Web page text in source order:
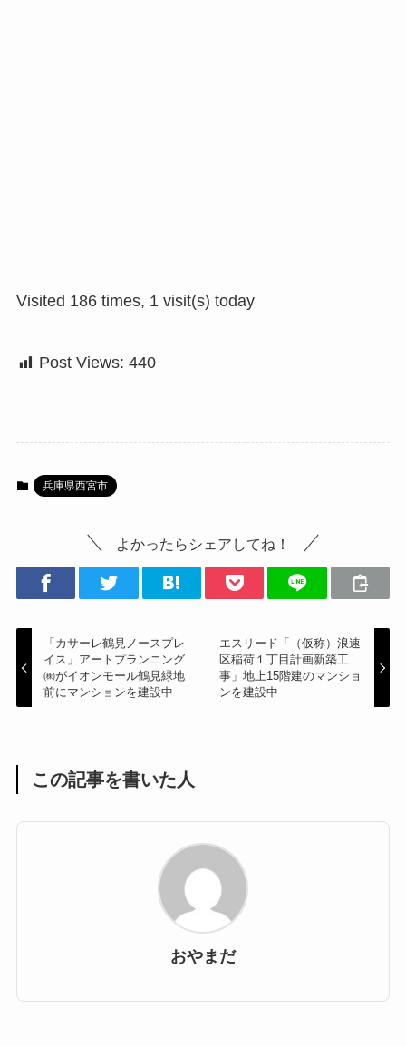
Visited 186 times, 1 visit(s) today
Post Views: 440
兵庫県西宮市
よかったらシェアしてね！
「カサーレ鶴見ノースプレ
イス」アートプランニング
㈱がイオンモール鶴見緑地
前にマンションを建設中
エスリード「（仮称）浪速
区稲荷１丁目計画新築工
事」地上15階建のマンショ
ンを建設中
この記事を書いた人
おやまだ